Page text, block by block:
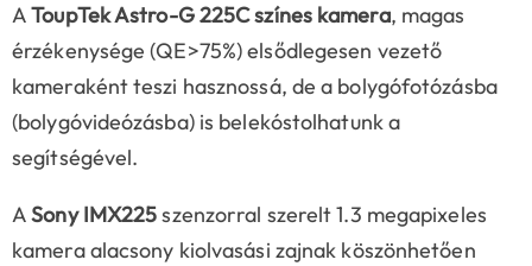
AToupTek Astro-G 225C színes kamera, magas
érzékenysége (QE>75%) elsődlegesen vezető
kameraként teszi hasznossá, de a bolygófotózásba
(bolygóvideózásba) is belekóstolhatunk a
segítségével.
ASony IMX225szenzorral szerelt 1.3 megapixeles
kamera alacsony kiolvasási zajnak köszönhetően